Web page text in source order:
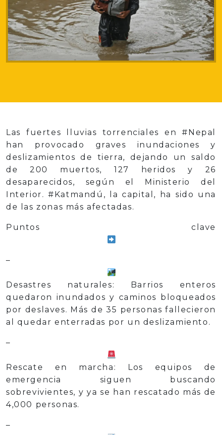
Las fuertes lluvias torrenciales en #Nepal
han provocado graves inundaciones y
deslizamientos de tierra, dejando un saldo
de 200 muertos, 127 heridos y 26
desaparecidos, según el Ministerio del
Interior. #Katmandú, la capital, ha sido una
de las zonas más afectadas.
Puntos clave
–
Desastres naturales: Barrios enteros
quedaron inundados y caminos bloqueados
por deslaves. Más de 35 personas fallecieron
al quedar enterradas por un deslizamiento.
–
Rescate en marcha: Los equipos de
emergencia siguen buscando
sobrevivientes, y ya se han rescatado más de
4,000 personas.
–